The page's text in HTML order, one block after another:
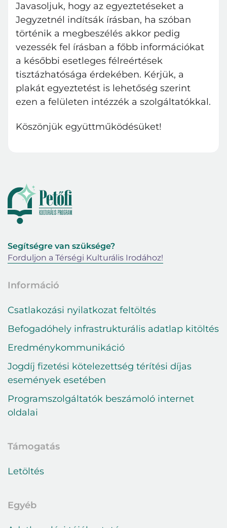
Javasoljuk, hogy az egyeztetéseket a
Jegyzetnél indítsák írásban, ha szóban
történik a megbeszélés akkor pedig
vezessék fel írásban a főbb információkat
a későbbi esetleges félreértések
tisztázhatósága érdekében. Kérjük, a
plakát egyeztetést is lehetőség szerint
ezen a felületen intézzék a szolgáltatókkal.
Köszönjük együttműködésüket!
Segítségre van szüksége?
Forduljon a Térségi Kulturális Irodához!
Információ
Csatlakozási nyilatkozat feltöltés
Befogadóhely infrastrukturális adatlap kitöltés
Eredménykommunikáció
Jogdíj fizetési kötelezettség térítési díjas
események esetében
Programszolgáltatók beszámoló internet
oldalai
Támogatás
Letöltés
Egyéb